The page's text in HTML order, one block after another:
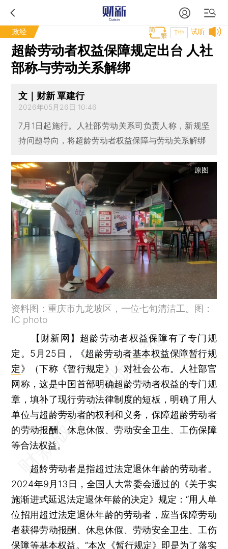
政经 试听
T中
超龄劳动者权益保障规定出台 人社
部称与劳动关系解绑
文｜财新 覃建行
2026年05月26日 10:46
7月1日起施行。人社部劳动关系司负责人称，新规坚
持问题导向，将超龄劳动者权益保障与劳动关系解绑
原图
资料图：重庆市九龙坡区，一位七旬清洁工。图：
IC photo
【财新网】 超龄劳动者权益保障有了专门规
定。5月25日，《超龄劳动者基本权益保障暂行规
定》（下称《暂行规定》）对社会公布。人社部官
网称，这是中国首部明确超龄劳动者权益的专门规
章，填补了现行劳动法律制度的短板，明确了用人
单位与超龄劳动者的权利和义务，保障超龄劳动者
的劳动报酬、休息休假、劳动安全卫生、工伤保障
等合法权益。
超龄劳动者是指超过法定退休年龄的劳动者。
2024年9月13日，全国人大常委会通过的《关于实
施渐进式延迟法定退休年龄的决定》规定：“用人单
位招用超过法定退休年龄的劳动者，应当保障劳动
者获得劳动报酬、休息休假、劳动安全卫生、工伤
保障等基本权益。”本次《暂行规定》即是为了落实